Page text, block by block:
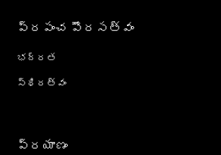
ప్రపంచ పౌరసత్వం
భద్రత
స్థిరత్వం
ప్రయాణం